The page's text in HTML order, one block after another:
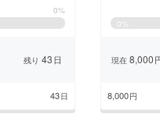
0%
残り 43日
43日
0
現在8,000
8,000円